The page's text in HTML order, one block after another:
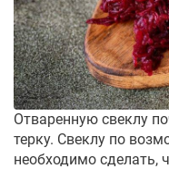
Отваренную свеклу
терку. Свеклу по
необходимо сделать,